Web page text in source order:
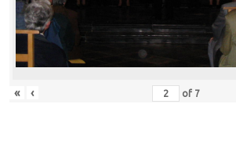
« ‹ of 7